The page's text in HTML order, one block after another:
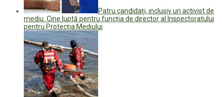
Patru candidați, inclusiv un activist de
mediu. Cine luptă pentru funcția de director al Inspectoratului
pentru Protecția Mediului